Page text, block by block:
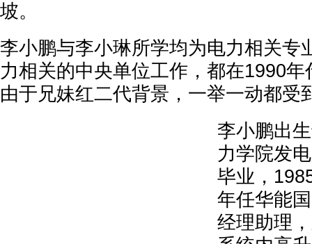
坡。
李小鹏与李小琳所学均为电力相关专
力相关的中央单位工作，都在1990
由于兄妹红二代背景，一举一动都受
李小鹏出
力学院发
毕业，
年任华能
经理助理